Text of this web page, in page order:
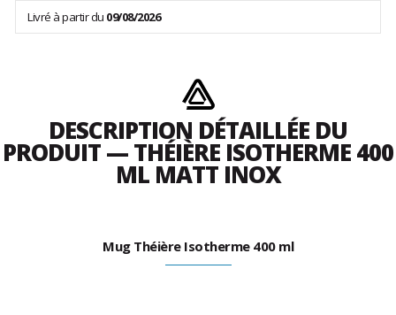
Livré à partir du 09/08/2026
DESCRIPTION DÉTAILLÉE DU
PRODUIT — THÉIÈRE ISOTHERME 400
ML MATT INOX
Mug Théière Isotherme 400 ml